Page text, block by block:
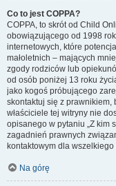
Co to jest COPPA?
COPPA, to skrót od Child
obowiązującego od 1998
internetowych, które
małoletnich – mających
zgody rodziców lub
od osób poniżej 13 roku
jako kogoś próbującego
skontaktuj się z prawnikiem,
właściciele tej witryny nie
opisanego w pytaniu „Z kim
zagadnień prawnych
kontaktowym dla
Na górę